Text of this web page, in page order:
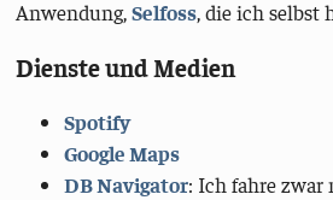
Anwendung,Selfoss, die ich selbst
Dienste und Medien
Spotify
Google Maps
DB Navigator: Ich fahre